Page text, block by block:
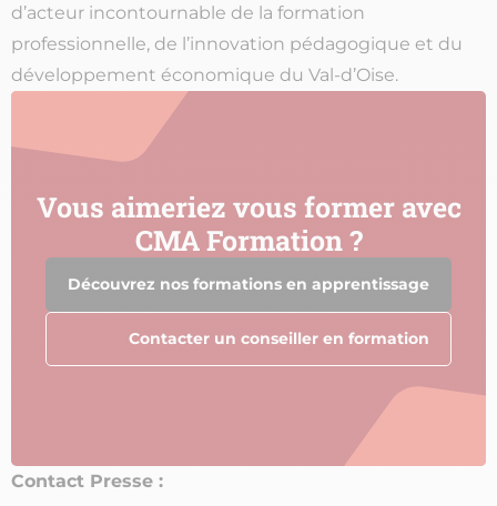
d’acteur incontournable de la formation
professionnelle, de l’innovation pédagogique et du
développement économique du Val-d’Oise.
Vous aimeriez vous former avec
CMA Formation ?
Découvrez nos formations en apprentissage
Contacter un conseiller en formation
Contact Presse :